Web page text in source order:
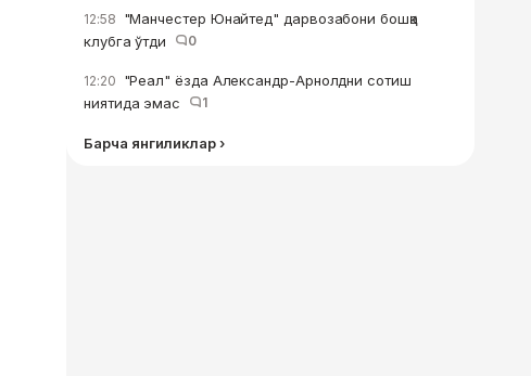
12:58 "Манчестер Юнайтед" дарвозабони бошқа
клубга ўтди
0
12:20 "Реал" ёзда Александр-Арнолдни сотиш
ниятида эмас
1
Барча янгиликлар ›